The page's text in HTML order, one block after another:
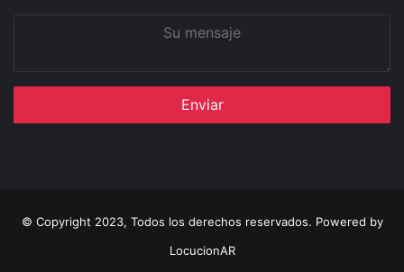
© Copyright 2023, Todos los derechos reservados. Powered by
LocucionAR